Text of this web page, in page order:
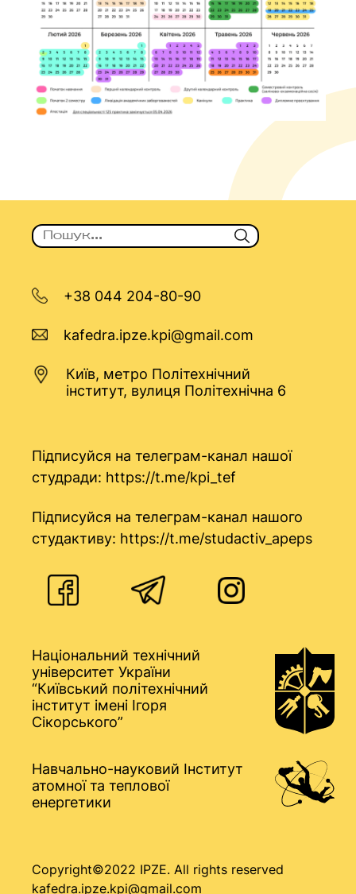
+38 044 204-80-90
kafedra.ipze.kpi@gmail.com
Київ, метро Політехнічний
інститут, вулиця Політехнічна 6
Підписуйся на телеграм-канал нашої
студради: https://t.me/kpi_tef
Підписуйся на телеграм-канал нашого
студактиву: https://t.me/studactiv_apeps
Національний технічний
університет України
“Київський політехнічний
інститут імені Ігоря
Сікорського”
Навчально-науковий Інститут
атомної та теплової
енергетики
Copyright©2022 IPZE. All rights reserved
kafedra.ipze.kpi@gmail.com